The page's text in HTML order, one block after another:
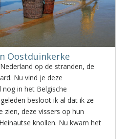
Oostduinkerke
op de stranden, de
Nu vind je deze
nog in het Belgische
besloot ik al dat ik ze
zien, deze vissers op hun
knollen. Nu kwam het